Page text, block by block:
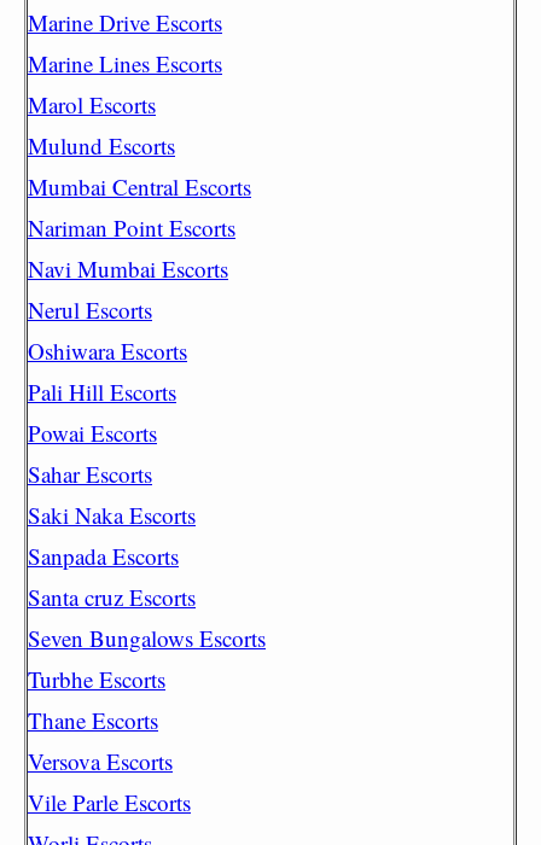
Marine Drive Escorts
Marine Lines Escorts
Marol Escorts
Mulund Escorts
Mumbai Central Escorts
Nariman Point Escorts
Navi Mumbai Escorts
Nerul Escorts
Oshiwara Escorts
Pali Hill Escorts
Powai Escorts
Sahar Escorts
Saki Naka Escorts
Sanpada Escorts
Santa cruz Escorts
Seven Bungalows Escorts
Turbhe Escorts
Thane Escorts
Versova Escorts
Vile Parle Escorts